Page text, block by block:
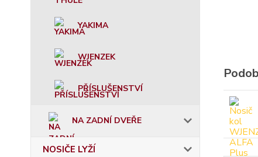
YAKIMA
WJENZEK
PŘÍSLUŠENSTVÍ
NA ZADNÍ DVEŘE
NOSIČE LYŽÍ